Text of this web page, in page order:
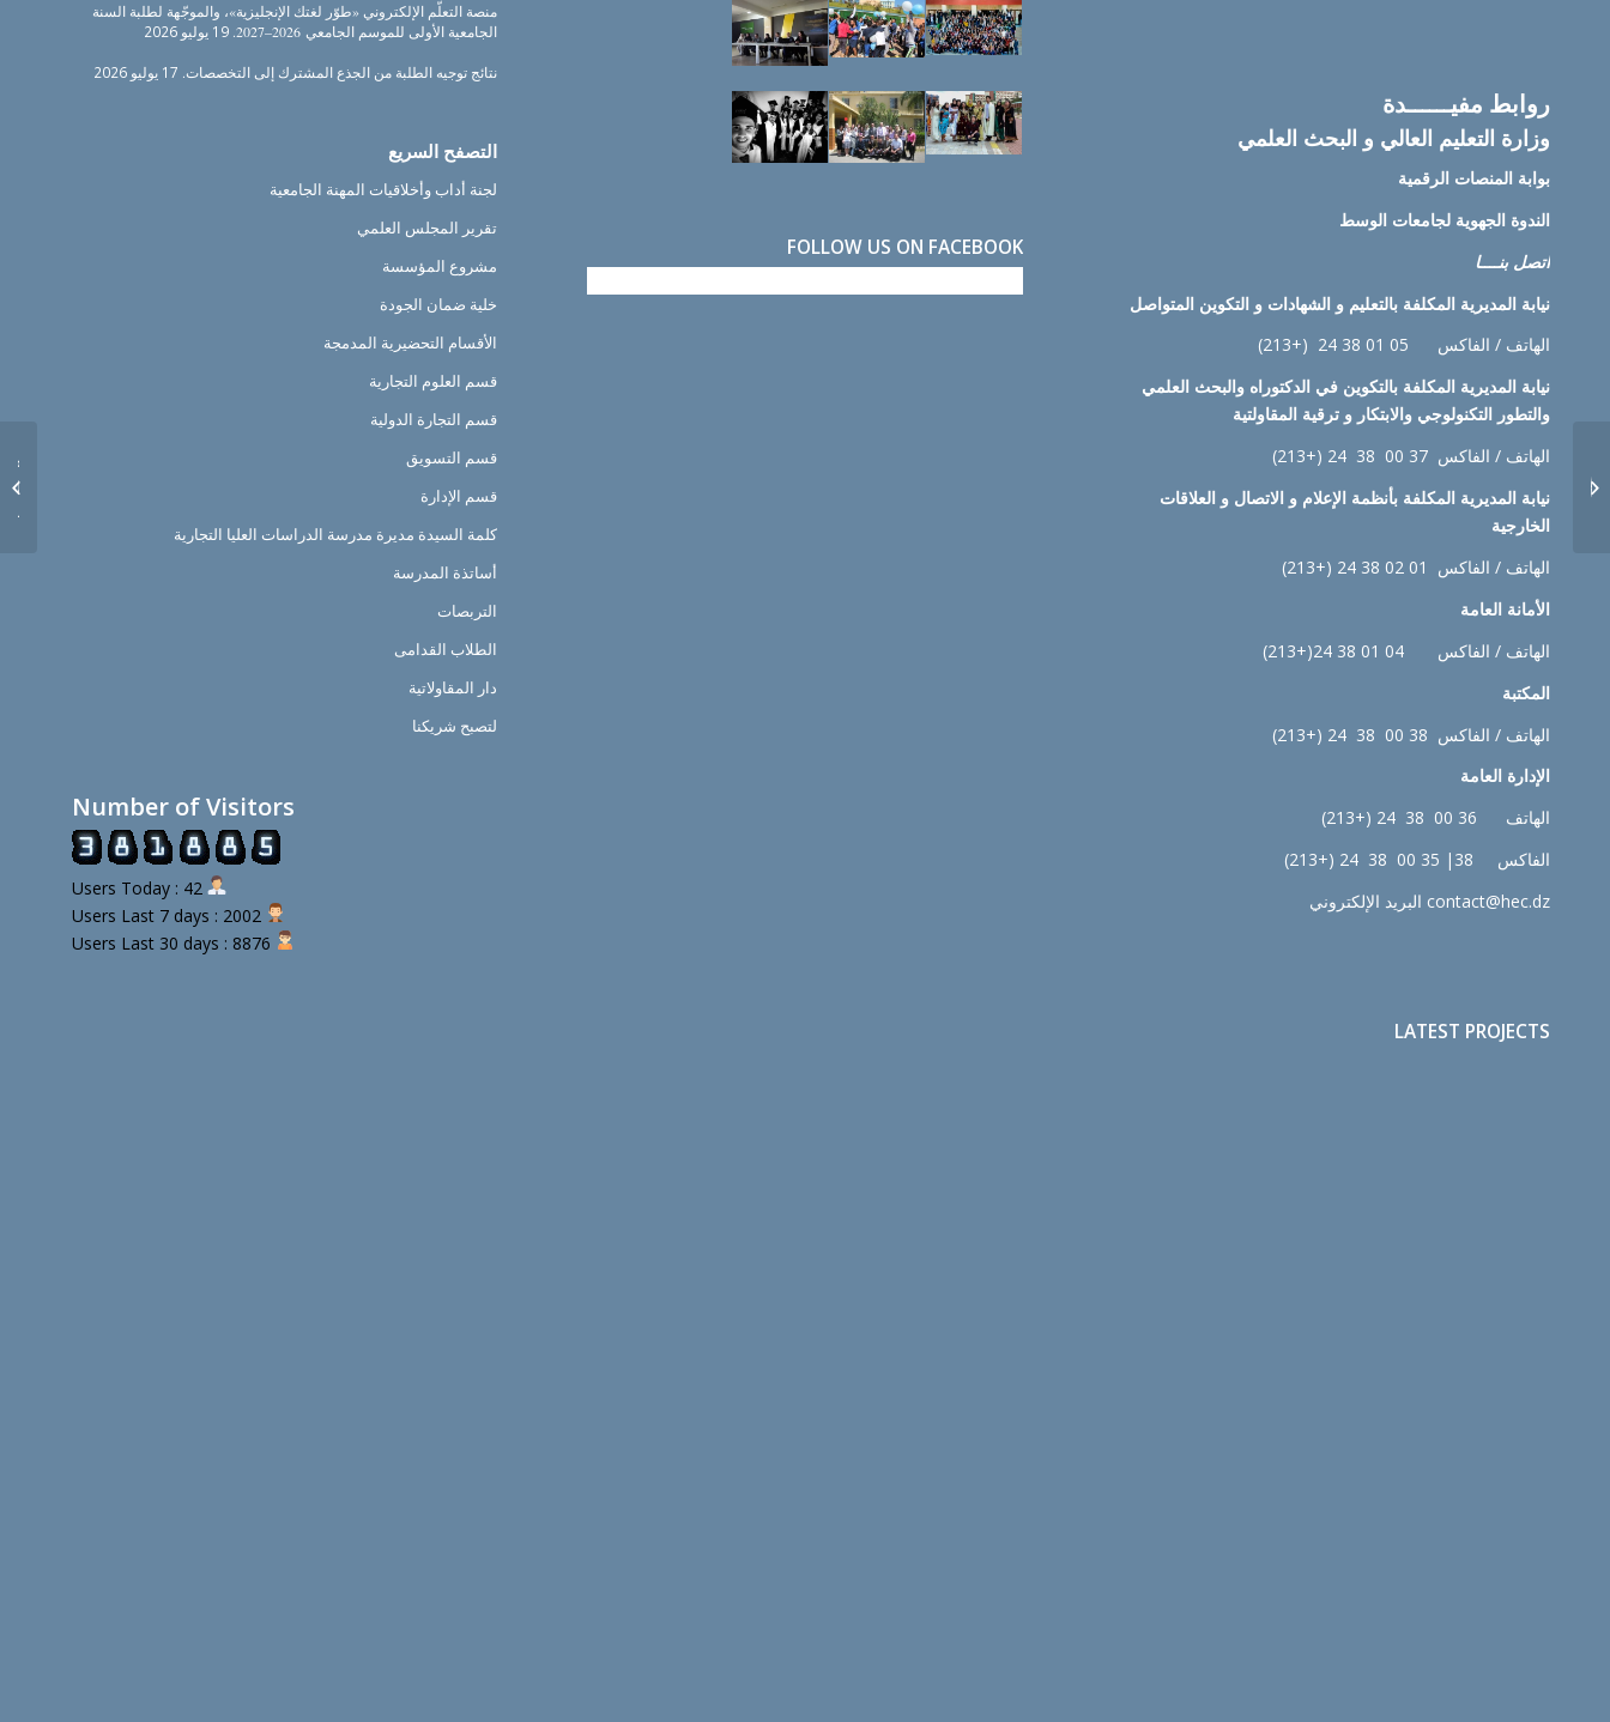
روابط مفيــــــدة
وزارة التعليم العالي و البحث العلمي
بوابة المنصات الرقمية
الندوة الجهوية لجامعات الوسط
اتصل بنــــا
نيابة المديرية المكلفة بالتعليم و الشهادات و التكوين المتواصل
الهاتف / الفاكس 05 01 38 24 (+213)
نيابة المديرية المكلفة بالتكوين في الدكتوراه والبحث العلمي
والتطور التكنولوجي والابتكار و ترقية المقاولتية
الهاتف / الفاكس 37 00 38 24 (+213)
نيابة المديرية المكلفة بأنظمة الإعلام و الاتصال و العلاقات
الخارجية
الهاتف / الفاكس 01 02 38 24 (+213)
الأمانة العامة
الهاتف / الفاكس 04 01 38 24(+213)
المكتبة
الهاتف / الفاكس 38 00 38 24 (+213)
الإدارة العامة
الهاتف 36 00 38 24 (+213)
الفاكس 38| 35 00 38 24 (+213)
contact@hec.dz البريد الإلكتروني
LATEST PROJECTS
FOLLOW US ON FACEBOOK
منصة التعلّم الإلكتروني «طوّر لغتك الإنجليزية»، والموجّهة لطلبة السنة
الجامعية الأولى للموسم الجامعي 2026–2027.
19 يوليو 2026
نتائج توجيه الطلبة من الجذع المشترك إلى التخصصات. 17 يوليو 2026
التصفح السريع
لجنة أداب وأخلاقيات المهنة الجامعية
تقرير المجلس العلمي
مشروع المؤسسة
خلية ضمان الجودة
الأقسام التحضيرية المدمجة
قسم العلوم التجارية
قسم التجارة الدولية
قسم التسويق
قسم الإدارة
كلمة السيدة مديرة مدرسة الدراسات العليا التجارية
أساتذة المدرسة
التربصات
الطلاب القدامى
دار المقاولاتية
لتصبح شريكنا
Number of Visitors
Users Today : 42
الجداول الزمنية للماستر
السنة الثانية والسنة الثالثة
قسم الادارة...